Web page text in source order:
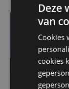
Deze
van
Cookies
cookies